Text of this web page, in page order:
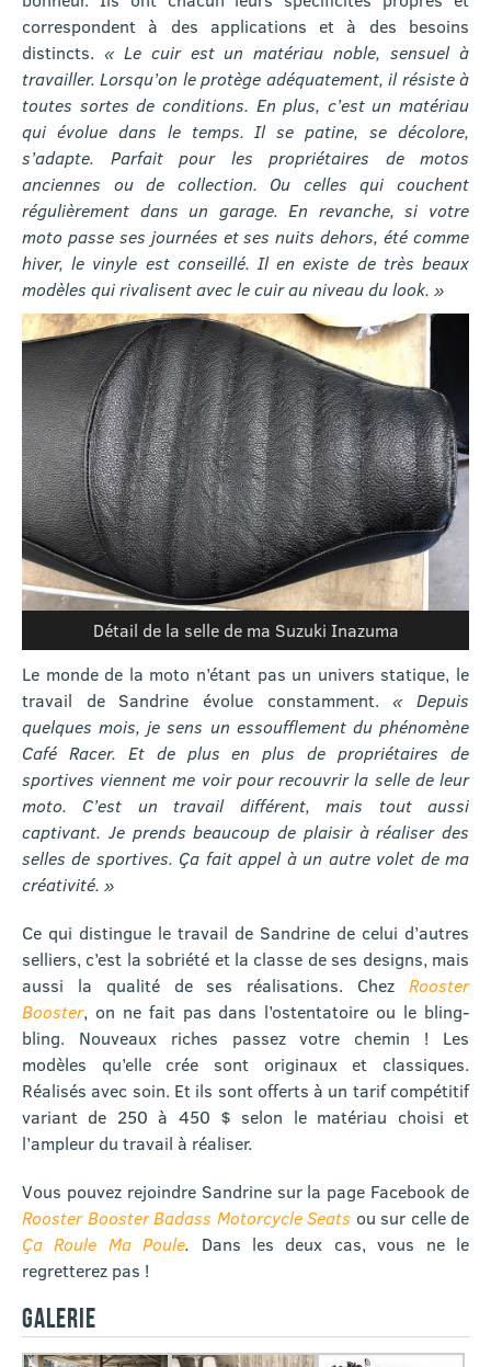
correspondent à des applications et à des besoins
distincts. « Le cuir est un matériau noble, sensuel à
travailler. Lorsqu’on le protège adéquatement, il résiste à
toutes sortes de conditions. En plus, c’est un matériau
qui évolue dans le temps. Il se patine, se décolore,
s’adapte. Parfait pour les propriétaires de motos
anciennes ou de collection. Ou celles qui couchent
régulièrement dans un garage. En revanche, si votre
moto passe ses journées et ses nuits dehors, été comme
hiver, le vinyle est conseillé. Il en existe de très beaux
modèles qui rivalisent avec le cuir au niveau du look. »
Détail de la selle de ma Suzuki Inazuma
Le monde de la moto n’étant pas un univers statique, le
travail de Sandrine évolue constamment.« Depuis
quelques mois, je sens un essoufflement du phénomène
Café Racer. Et de plus en plus de propriétaires de
sportives viennent me voir pour recouvrir la selle de leur
moto. C’est un travail différent, mais tout aussi
captivant. Je prends beaucoup de plaisir à réaliser des
selles de sportives. Ça fait appel à un autre volet de ma
créativité. »
Ce qui distingue le travail de Sandrine de celui d’autres
selliers, c’est la sobriété et la classe de ses designs, mais
aussi la qualité de ses réalisations. Chez Rooster
Booster, on ne fait pas dans l’ostentatoire ou le bling-
bling. Nouveaux riches passez votre chemin ! Les
modèles qu’elle crée sont originaux et classiques.
Réalisés avec soin. Et ils sont offerts à un tarif compétitif
variant de 250 à 450 $ selon le matériau choisi et
l’ampleur du travail à réaliser.
Vous pouvez rejoindre Sandrine sur la page Facebook de
Rooster Booster Badass Motorcycle Seats ou sur celle de
Ça Roule Ma Poule. Dans les deux cas, vous ne le
regretterez pas !
GALERIE